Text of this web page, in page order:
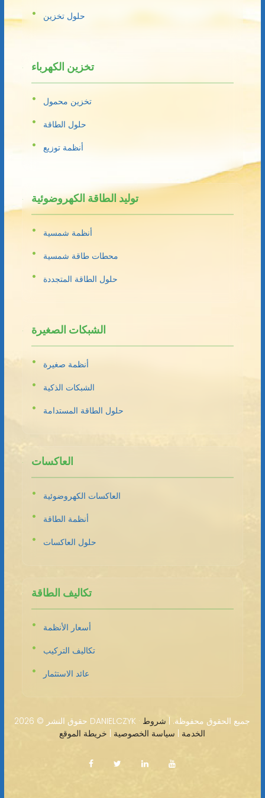
حلول تخزين
تخزين الكهرباء
تخزين محمول
حلول الطاقة
أنظمة توزيع
توليد الطاقة الكهروضوئية
أنظمة شمسية
محطات طاقة شمسية
حلول الطاقة المتجددة
الشبكات الصغيرة
أنظمة صغيرة
الشبكات الذكية
حلول الطاقة المستدامة
العاكسات
العاكسات الكهروضوئية
أنظمة الطاقة
حلول العاكسات
تكاليف الطاقة
أسعار الأنظمة
تكاليف التركيب
عائد الاستثمار
حقوق النشر © 2026 DANIELCZYK · جميع الحقوق محفوظة. | شروط
الخدمة
سياسة الخصوصية خريطة الموقع